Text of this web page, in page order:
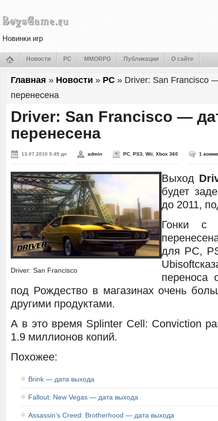
Новинки игр
Новости PC MMORPG Публикации О сайте
Главная » Новости » PC » Driver: San Francisco
перенесена
Driver: San Francisco —
перенесена
13.07.2010 5:49 дп admin PC PS3 Wii Xbox 360 1
Driver: San Francisco
Выход
будет
до 2011,
Гонки с
для PC,
переноса
под Рождество в магазинах очень
другими продуктами.
А в это время Splinter Cell: Conviction
1.9 миллионов копий.
Похожее:
Brink — дата выхода
Fallout: New Vegas — дата выхода
Assassin’s Creed: Brotherhood — дата выхода